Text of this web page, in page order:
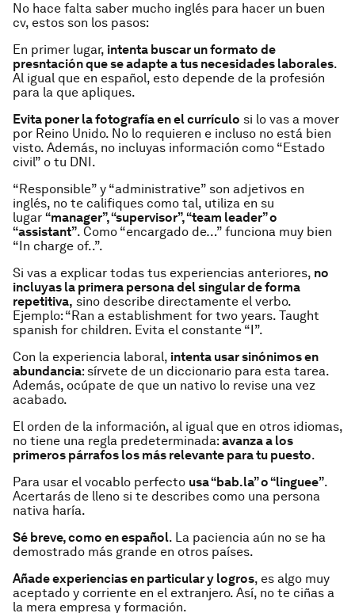
No hace falta saber mucho inglés para hacer un buen
cv, estos son los pasos:
En primer lugar, intenta buscar un formato de
presntación que se adapte a tus necesidades laborales.
Al igual que en español, esto depende de la profesión
para la que apliques.
Evita poner la fotografía en el currículo si lo vas a mover
por Reino Unido. No lo requieren e incluso no está bien
visto. Además, no incluyas información como “Estado
civil” o tu DNI.
“Responsible” y “administrative” son adjetivos en
inglés, no te califiques como tal, utiliza en su
lugar “manager”, “supervisor”, “team leader” o
“assistant”. Como “encargado de…” funciona muy bien
“In charge of..”.
Si vas a explicar todas tus experiencias anteriores, no
incluyas la primera persona del singular de forma
repetitiva, sino describe directamente el verbo.
Ejemplo: “Ran a establishment for two years. Taught
spanish for children. Evita el constante “I”.
Con la experiencia laboral, intenta usar sinónimos en
abundancia: sírvete de un diccionario para esta tarea.
Además, ocúpate de que un nativo lo revise una vez
acabado.
El orden de la información, al igual que en otros idiomas,
no tiene una regla predeterminada: avanza a los
primeros párrafos los más relevante para tu puesto.
Para usar el vocablo perfecto usa “bab.la” o “linguee”.
Acertarás de lleno si te describes como una persona
nativa haría.
Sé breve, como en español. La paciencia aún no se ha
demostrado más grande en otros países.
Añade experiencias en particular y logros, es algo muy
aceptado y corriente en el extranjero. Así, no te ciñas a
la mera empresa y formación.